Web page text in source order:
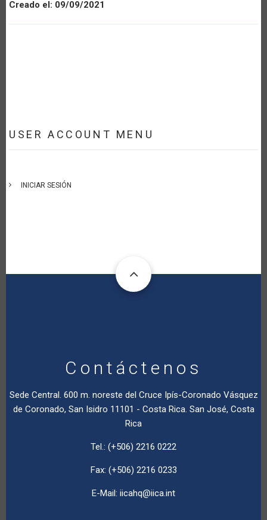
Creado el: 09/09/2021
USER ACCOUNT MENU
INICIAR SESIÓN
Contáctenos
Sede Central. 600 m. noreste del Cruce Ipís-Coronado Vásquez
de Coronado, San Isidro 11101 - Costa Rica. San José, Costa
Rica
Tel.: (+506) 2216 0222
Fax: (+506) 2216 0233
E-Mail: iicahq@iica.int